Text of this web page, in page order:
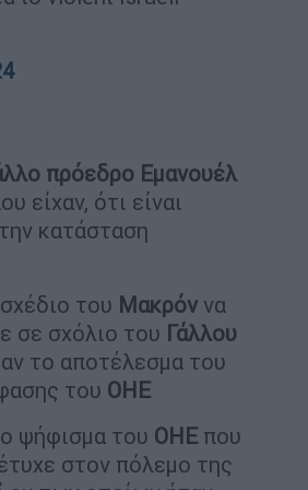
πρόεδρο Εμανουέλ
είχαν, ότι είναι
κατάσταση
του Μακρόν να
σε σχόλιο του Γάλλου
το αποτέλεσμα του
του ΟΗΕ
ψήφισμα του ΟΗΕ που
στον πόλεμο της